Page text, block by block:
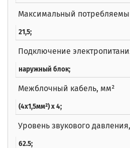
Максимальный
21,5;
Подключение
наружный блок;
Межблочный кабель, мм²
(4х1,5мм²) x 4;
Уровень звукового
62.5;